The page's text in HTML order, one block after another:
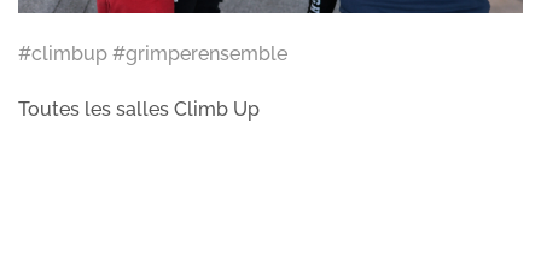
#climbup #grimperensemble
Toutes les salles Climb Up